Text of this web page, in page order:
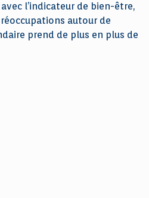
l’indicateur de bien-être,
autour de
prend de plus en plus de